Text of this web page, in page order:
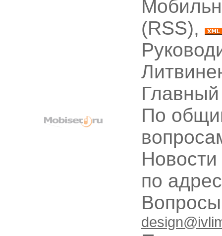
(RSS),
По
по